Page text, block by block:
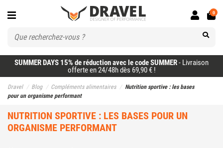
SUMMER DAYS 15% de réduction avec le code SUMMER- Livraison
offerte en 24/48h dès 69,90 € !
0
Dravel Blog Compléments alimentaires
Nutrition sportive : les bases
pour un organisme performant
NUTRITION SPORTIVE : LES BASES POUR UN
ORGANISME PERFORMANT